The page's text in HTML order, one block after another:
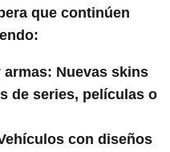
que continúen
armas: Nuevas skins
de series, películas o
con diseños